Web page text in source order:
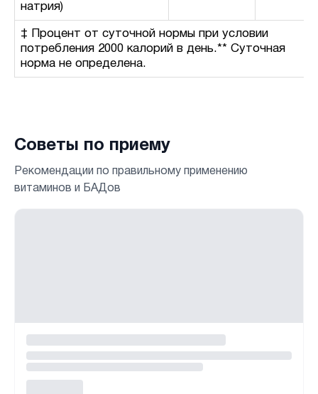
натрия)
‡ Процент от суточной нормы при условии
потребления 2000 калорий в день.** Суточная
норма не определена.
Советы по приему
Рекомендации по правильному применению
витаминов и БАДов